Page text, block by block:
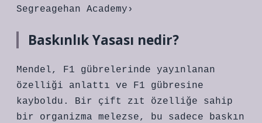
Segreagehan Academy›
Baskınlık Yasası nedir?
Mendel, F1 gübrelerinde yayınlanan
özelliği anlattı ve F1 gübresine
kayboldu. Bir çift zıt özelliğe sahip
bir organizma melezse, bu sadece baskın